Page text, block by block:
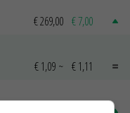
€ 269,00 € 7,00
€ 1,09 ~ € 1,11